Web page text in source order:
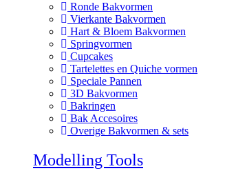
Ronde Bakvormen
Vierkante Bakvormen
Hart & Bloem Bakvormen
Springvormen
Cupcakes
Tartelettes en Quiche vormen
Speciale Pannen
3D Bakvormen
Bakringen
Bak Accesoires
Overige Bakvormen & sets
Modelling Tools